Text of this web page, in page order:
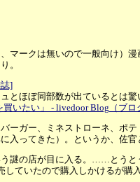
ークは無いので一般向け）
。
]
ほぼ同部数が出ているとは
いたい」 - livedoor Blog（ブロ
ガー、ミネストローネ、ポ
入ってきた）。というか、佐
謎の店が目に入る。……とうと
ていたので購入しかけるが購入